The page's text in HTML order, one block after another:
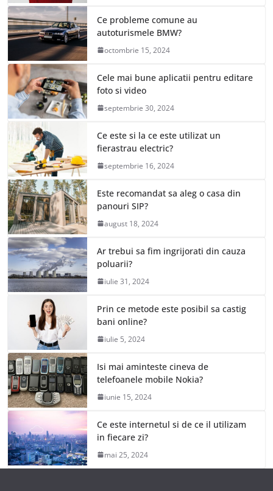
Ce probleme comune au
autoturismele BMW?
octombrie 15, 2024
Cele mai bune aplicatii pentru editare
foto si video
septembrie 30, 2024
Ce este si la ce este utilizat un
fierastrau electric?
septembrie 16, 2024
Este recomandat sa aleg o casa din
panouri SIP?
august 18, 2024
Ar trebui sa fim ingrijorati din cauza
poluarii?
iulie 31, 2024
Prin ce metode este posibil sa castig
bani online?
iulie 5, 2024
Isi mai aminteste cineva de
telefoanele mobile Nokia?
iunie 15, 2024
Ce este internetul si de ce il utilizam
in fiecare zi?
mai 25, 2024